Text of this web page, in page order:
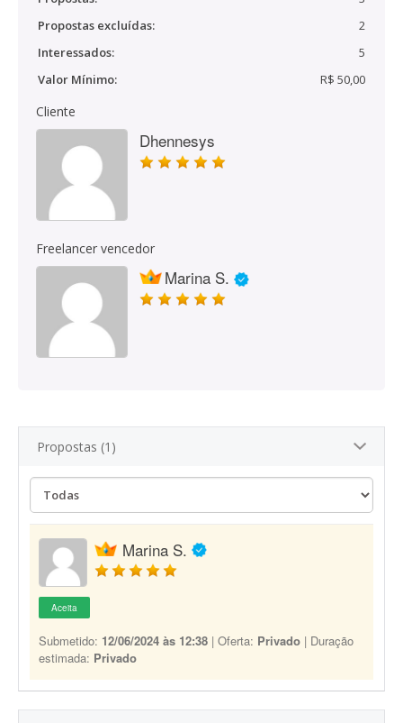
Propostas excluídas:
2
Interessados:
5
Valor Mínimo:
R$ 50,00
Cliente
Dhennesys
Freelancer vencedor
Marina S.
Propostas (1)
Marina S.
Aceita
Submetido: 12/06/2024 às 12:38 | Oferta: Privado | Duração
estimada: Privado